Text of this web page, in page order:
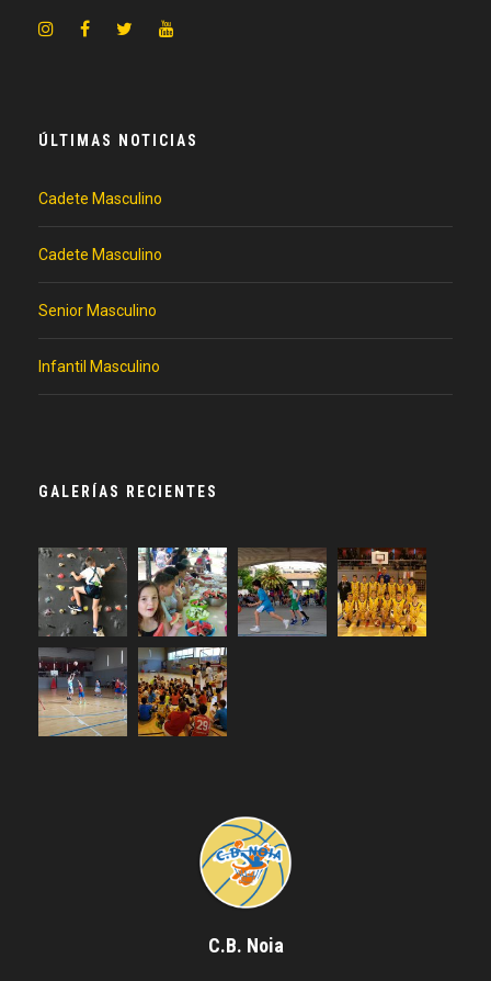
ÚLTIMAS NOTICIAS
Cadete Masculino
Cadete Masculino
Senior Masculino
Infantil Masculino
GALERÍAS RECIENTES
C.B. Noia